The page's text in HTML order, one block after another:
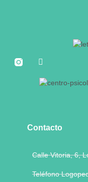
Contacto
Calle Vitoria, 6,
Teléfono